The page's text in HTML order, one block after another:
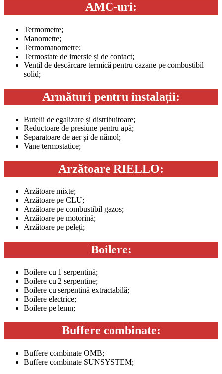
AMC-uri:
Termometre;
Manometre;
Termomanometre;
Termostate de imersie și de contact;
Ventil de descărcare termică pentru cazane pe combustibil
solid;
Armături pentru instalații:
Butelii de egalizare și distribuitoare;
Reductoare de presiune pentru apă;
Separatoare de aer și de nămol;
Vane termostatice;
Arzătoare RIELLO:
Arzătoare mixte;
Arzătoare pe CLU;
Arzătoare pe combustibil gazos;
Arzătoare pe motorină;
Arzătoare pe peleți;
Boilere:
Boilere cu 1 serpentină;
Boilere cu 2 serpentine;
Boilere cu serpentină extractabilă;
Boilere electrice;
Boilere pe lemn;
Buffere combinate:
Buffere combinate OMB;
Buffere combinate SUNSYSTEM;